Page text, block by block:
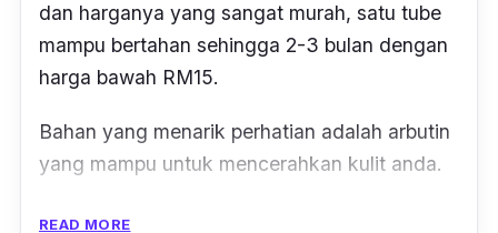
dan harganya yang sangat murah, satu tube
mampu bertahan sehingga 2-3 bulan dengan
harga bawah RM15.
Bahan yang menarik perhatian adalah arbutin
yang mampu untuk mencerahkan kulit anda.
Titanium oxide
READ MORE